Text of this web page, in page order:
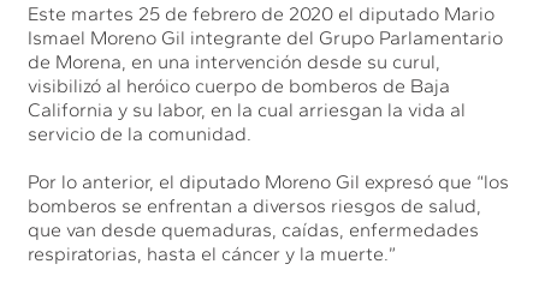
Este martes 25 de febrero de 2020 el diputado Mario
Ismael Moreno Gil integrante del Grupo Parlamentario
de Morena, en una intervención desde su curul,
visibilizó al heróico cuerpo de bomberos de Baja
California y su labor, en la cual arriesgan la vida al
servicio de la comunidad.
Por lo anterior, el diputado Moreno Gil expresó que “los
bomberos se enfrentan a diversos riesgos de salud,
que van desde quemaduras, caídas, enfermedades
respiratorias, hasta el cáncer y la muerte.”